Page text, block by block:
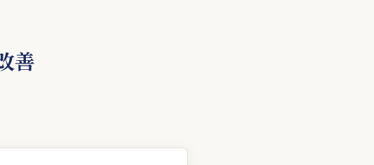
善